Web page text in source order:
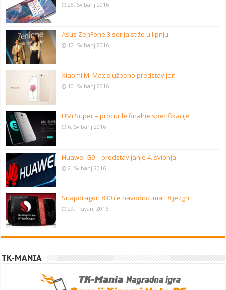
25. Svibanj 2016
Asus ZenFone 3 serija stiže u lipnju
12. Svibanj 2016
Xiaomi Mi Max službeno predstavljen
10. Svibanj 2016
UMi Super – procurile finalne specifikacije
6. Svibanj 2016
Huawei G9 – predstavljanje 4. svibnja
2. Svibanj 2016
Snapdragon 830 će navodno imati 8 jezgri
29. Travanj 2016
TK-MANIA